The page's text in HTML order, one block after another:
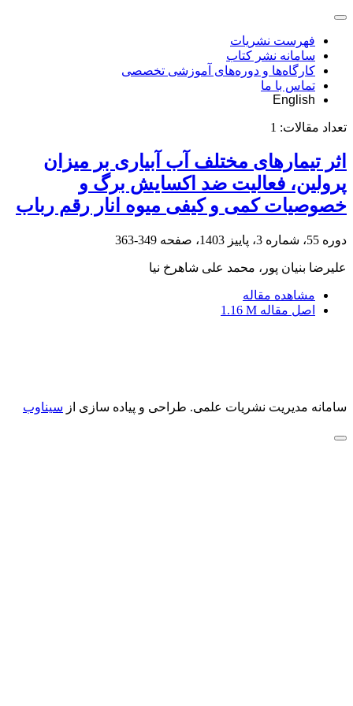
فهرست نشریات
سامانه نشر کتاب
کارگاه‌ها و دوره‌های آموزشی تخصصی
تماس با ما
English
تعداد مقالات: 1
اثر تیمارهای مختلف آب آبیاری بر میزان
پرولین، فعالیت ضد اکسایش برگ و
خصوصیات کمی و کیفی میوه انار رقم رباب
دوره 55، شماره 3، پاییز 1403، صفحه 349-363
علیرضا بنیان پور، محمد علی شاهرخ نیا
مشاهده مقاله
اصل مقاله 1.16 M
سامانه مدیریت نشریات علمی. طراحی و پیاده سازی از سیناوب